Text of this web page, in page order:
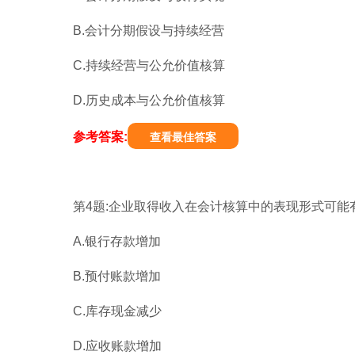
B.会计分期假设与持续经营
C.持续经营与公允价值核算
D.历史成本与公允价值核算
参考答案: 查看最佳答案
第4题:企业取得收入在会计核算中的表现形式可能
A.银行存款增加
B.预付账款增加
C.库存现金减少
D.应收账款增加